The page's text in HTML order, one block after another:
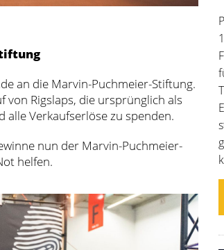
an die Marvin-Puchmeier-Stiftung.
von Rigslaps, die ursprünglich als
Verkaufserlöse zu spenden.
nun der Marvin-Puchmeier-
helfen.